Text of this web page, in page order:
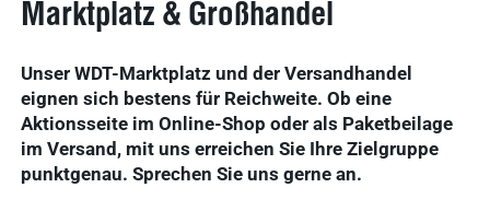
Ergebnisse
anzeigen
Nachhaltigkeit
Marktplatz & Großhandel
Unser WDT-Marktplatz und der Versandhandel
eignen sich bestens für Reichweite. Ob eine
Aktionsseite im Online-Shop oder als Paketbeilage
im Versand, mit uns erreichen Sie Ihre Zielgruppe
punktgenau. Sprechen Sie uns gerne an.